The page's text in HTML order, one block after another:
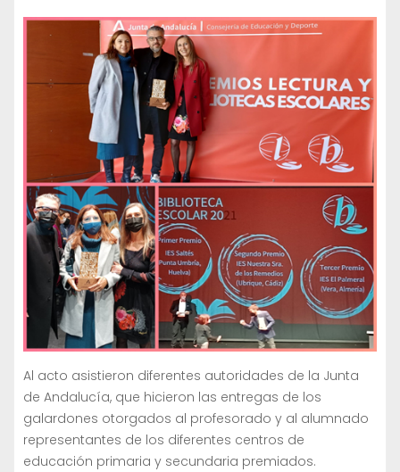
Al acto asistieron diferentes autoridades de la Junta
de Andalucía, que hicieron las entregas de los
galardones otorgados al profesorado y al alumnado
representantes de los diferentes centros de
educación primaria y secundaria premiados.